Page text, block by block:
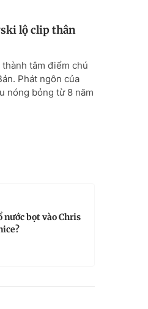
lộ clip thân
tâm điểm chú
Phát ngôn của
nóng bỏng từ 8 năm
nước bọt vào Chris